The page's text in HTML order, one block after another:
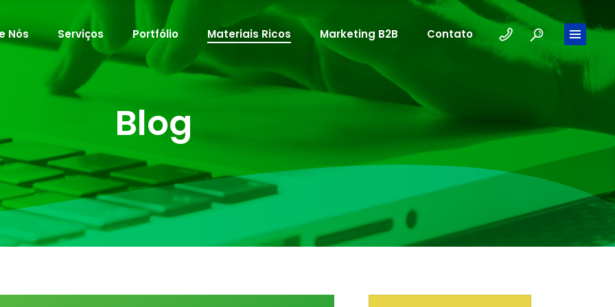
Nós Serviços Portfólio Materiais Ricos Marketing B2B Contato
Blog